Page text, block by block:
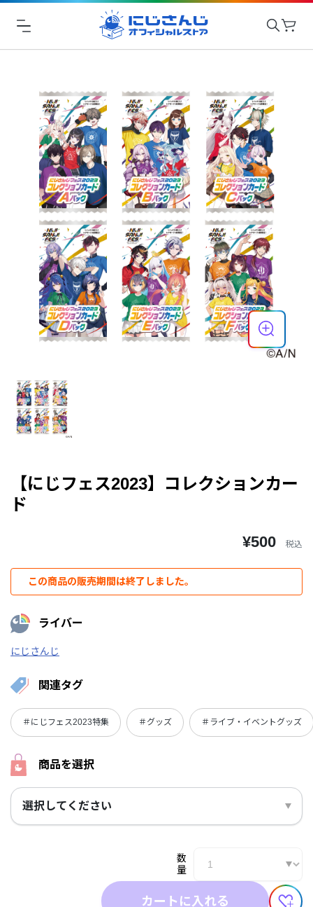
【にじフェス2023】コレクションカー
ド
¥500 税込
この商品の販売期間は終了しました。
ライバー
にじさんじ
関連タグ
＃にじフェス2023特集 ＃グッズ ＃ライブ・イベントグッズ
商品を選択
選択してください
数
量
カートに入れる